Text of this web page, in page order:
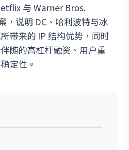
与 Warner Bros.
，说明 DC、哈利波特与冰
带来的 IP 结构优势，同时
随的高杠杆融资、用户重
定性。